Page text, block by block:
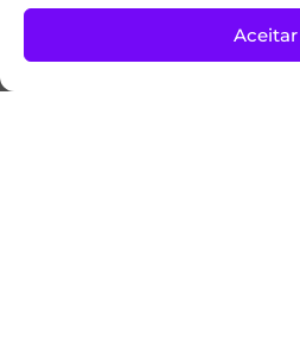
Aceitar
pelos pioneiros